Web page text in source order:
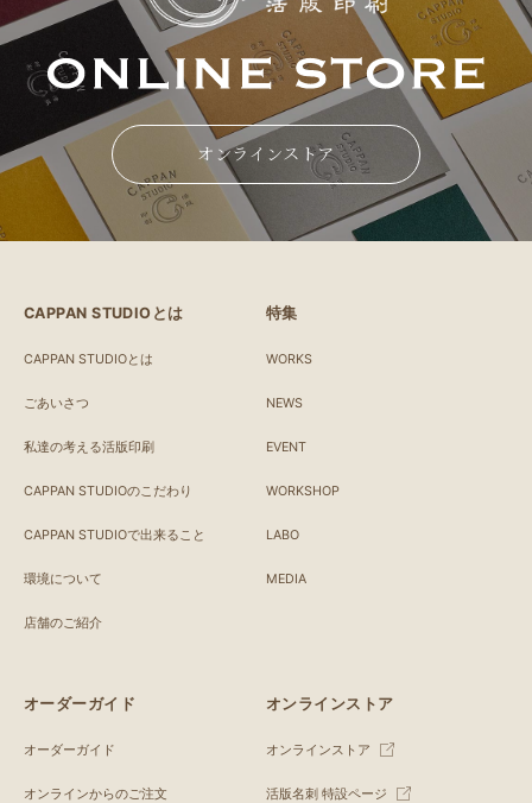
オンラインストア
CAPPAN STUDIOとは
CAPPAN STUDIOとは
ごあいさつ
私達の考える活版印刷
CAPPAN STUDIOのこだわり
CAPPAN STUDIOで出来ること
環境について
店舗のご紹介
特集
WORKS
NEWS
EVENT
WORKSHOP
LABO
MEDIA
オーダーガイド
オーダーガイド
オンラインからのご注文
オンラインストア
オンラインストア
活版名刺 特設ページ